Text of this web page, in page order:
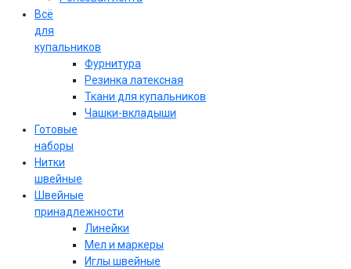
Всё
для
купальников
Фурнитура
Резинка латексная
Ткани для купальников
Чашки-вкладыши
Готовые
наборы
Нитки
швейные
Швейные
принадлежности
Линейки
Мел и маркеры
Иглы швейные